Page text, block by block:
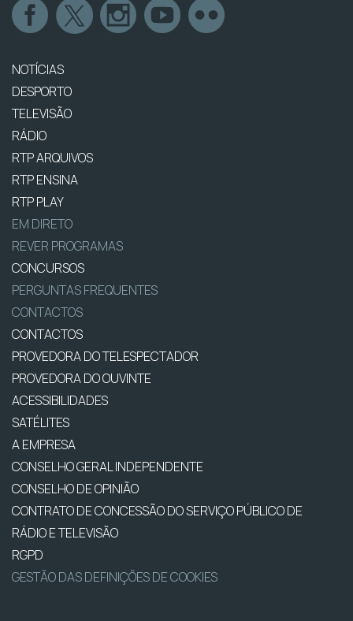
NOTÍCIAS
DESPORTO
TELEVISÃO
RÁDIO
RTP ARQUIVOS
RTP ENSINA
RTP PLAY
EM DIRETO
REVER PROGRAMAS
CONCURSOS
PERGUNTAS FREQUENTES
CONTACTOS
CONTACTOS
PROVEDORA DO TELESPECTADOR
PROVEDORA DO OUVINTE
ACESSIBILIDADES
SATÉLITES
A EMPRESA
CONSELHO GERAL INDEPENDENTE
CONSELHO DE OPINIÃO
CONTRATO DE CONCESSÃO DO SERVIÇO PÚBLICO DE
RÁDIO E TELEVISÃO
RGPD
GESTÃO DAS DEFINIÇÕES DE COOKIES